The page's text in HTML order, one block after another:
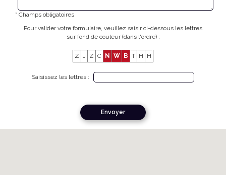
* Champs obligatoires
Pour valider votre formulaire, veuillez saisir ci-dessous les lettres
sur fond de couleur (dans l'ordre) :
Z J Z C N W B T H H
Saisissez les lettres :